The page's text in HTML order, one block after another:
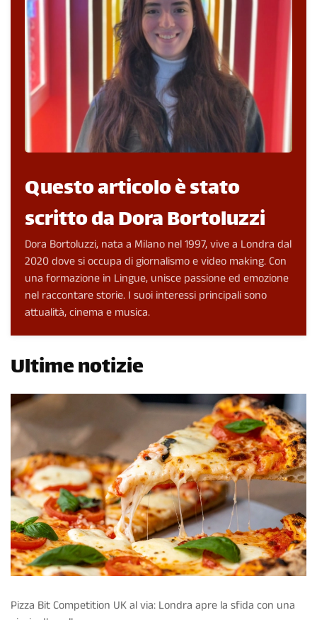
Questo articolo è stato
scritto da Dora Bortoluzzi
Dora Bortoluzzi, nata a Milano nel 1997, vive a Londra dal
2020 dove si occupa di giornalismo e video making. Con
una formazione in Lingue, unisce passione ed emozione
nel raccontare storie. I suoi interessi principali sono
attualità, cinema e musica.
Ultime notizie
Pizza Bit Competition UK al via: Londra apre la sfida con una